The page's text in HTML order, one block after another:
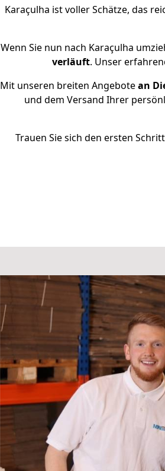
Karaçulha ist voller Schätze, das
Wenn Sie nun nach Karaçulha
verläuft. Unser
Mit unseren breiten Angebotean
und dem Versand Ihrer
Trauen Sie sich den ersten